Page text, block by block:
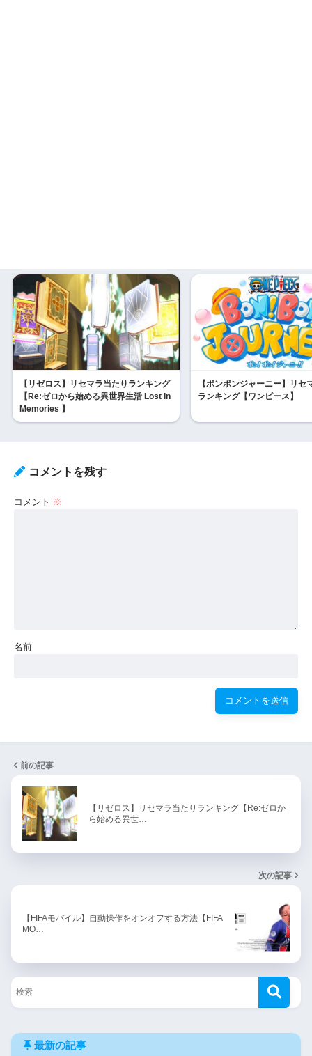
【リゼロス】リセマラ当たりランキング
【Re:ゼロから始める異世界生活 Lost in
Memories 】
【ボンボンジャーニー】リセ
ランキング【ワンピース】
コメントを残す
コメント ※
名前
前の記事
【リゼロス】リセマラ当たりランキング【Re:ゼロか
ら始める異世…
次の記事
【FIFAモバイル】自動操作をオンオフする方法【FIFA
MO…
最新の記事